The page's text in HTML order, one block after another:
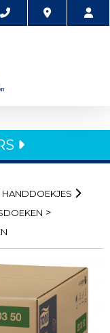
HANDDOEKJES
>